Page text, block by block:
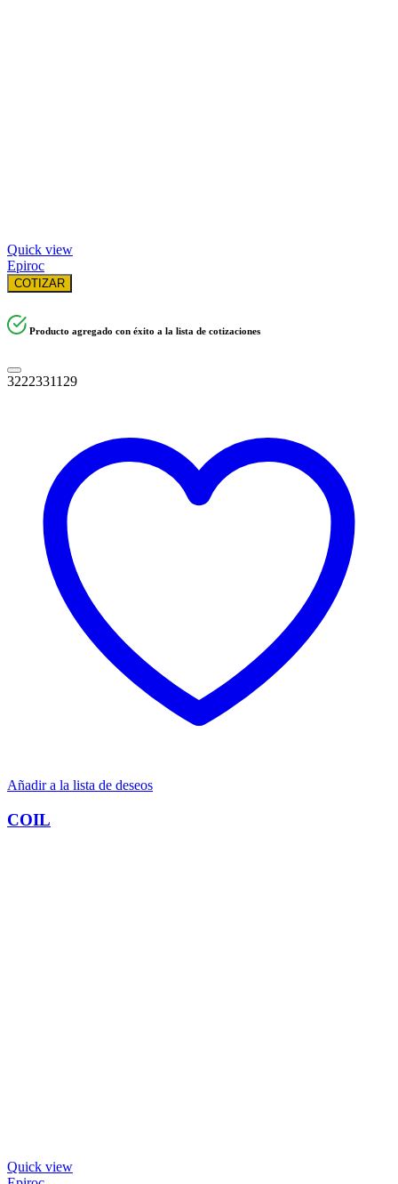
Quick view
Epiroc
COTIZAR
Producto agregado con éxito a la lista de cotizaciones
3222331129
Añadir a la lista de deseos
COIL
Quick view